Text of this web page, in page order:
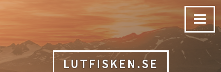
Menu
LUTFISKEN.SE